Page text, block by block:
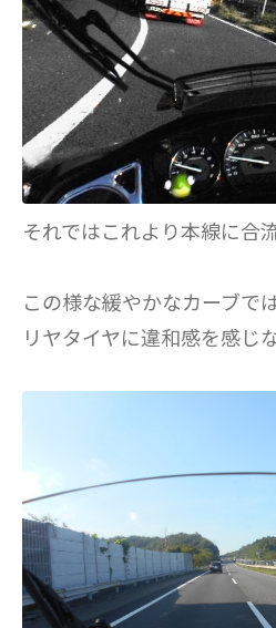
それではこれより本線に合流
この様な緩やかなカーブでは
リヤタイヤに違和感を感じ